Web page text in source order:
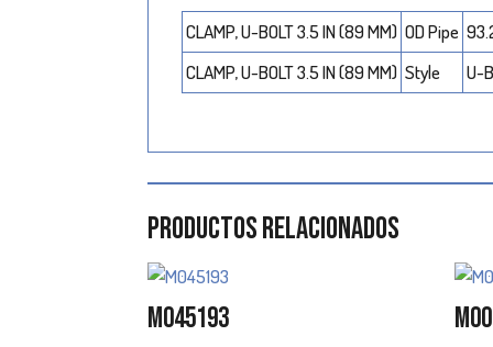
CLAMP, U-BOLT 3.5 IN (89 MM) OD Pipe
CLAMP, U-BOLT 3.5 IN (89 MM) Style U-
Productos relacionados
M045193